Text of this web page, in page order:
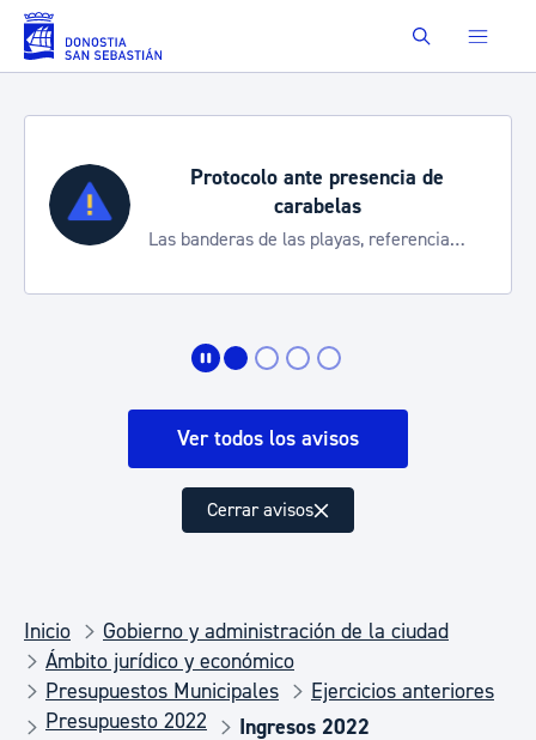
Saltar al contenido principal Buscar
Protocolo ante presencia de
carabelas
Las banderas de las playas, referencia
Ver todos los avisos
Cerrar avisos
Inicio
Gobierno y administración de la ciudad
Ámbito jurídico y económico
Presupuestos Municipales
Ejercicios anteriores
Presupuesto 2022
Ingresos 2022